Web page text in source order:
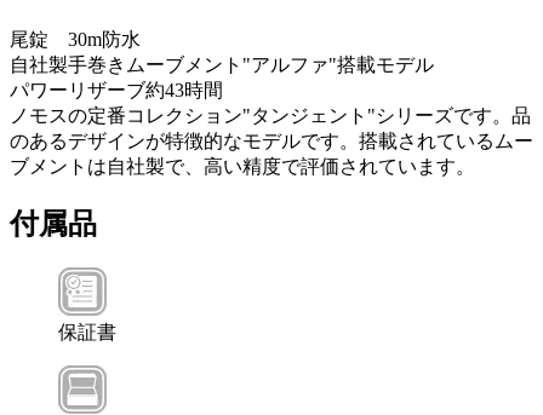
尾錠 30m防水
自社製手巻きムーブメント"アルファ"搭載モデル
パワーリザーブ約43時間
ノモスの定番コレクション"タンジェント"シリーズです。品
のあるデザインが特徴的なモデルです。搭載されているムー
ブメントは自社製で、高い精度で評価されています。
付属品
保証書